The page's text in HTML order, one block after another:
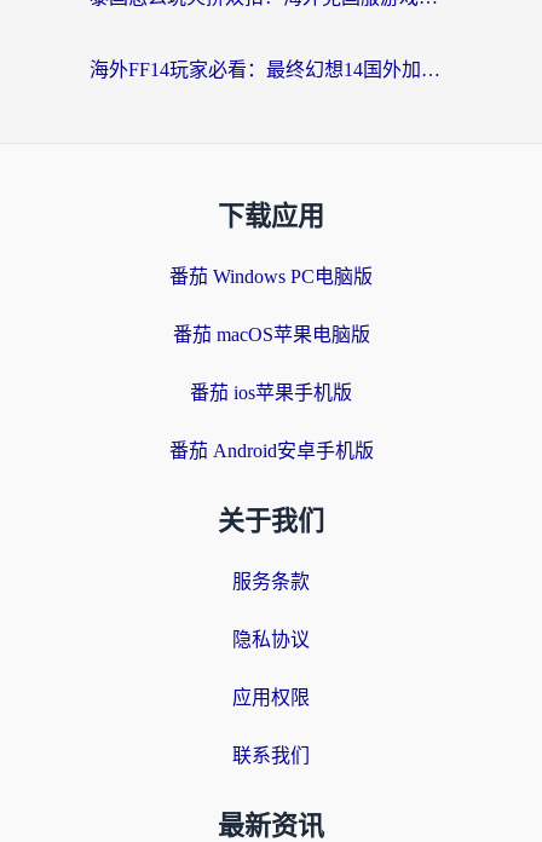
海外FF14玩家必看：最终幻想14国外加速器下载安装全攻略+卡顿解决秘籍
下载应用
番茄 Windows PC电脑版
番茄 macOS苹果电脑版
番茄 ios苹果手机版
番茄 Android安卓手机版
关于我们
服务条款
隐私协议
应用权限
联系我们
最新资讯